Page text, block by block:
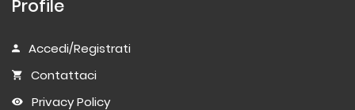
Profile
Accedi/Registrati
Contattaci
Privacy Policy